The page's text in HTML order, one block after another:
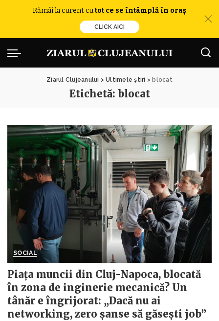
Rămâi la curent cutot ce se întâmplă în oraș
CLICK AICI
Ziarul Clujeanului >Ultimele știri > blocat
Etichetă: blocat
SOCIAL
Piața muncii din Cluj-Napoca, blocată
în zona de inginerie mecanică? Un
tânăr e îngrijorat: „Dacă nu ai
networking, zero șanse să găsești job”